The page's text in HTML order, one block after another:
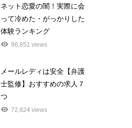
ネット恋愛の闇！実際に会
って冷めた・がっかりした
体験ランキング
96,851 views
メールレディは安全【弁護
士監修】おすすめの求人７
つ
72,824 views